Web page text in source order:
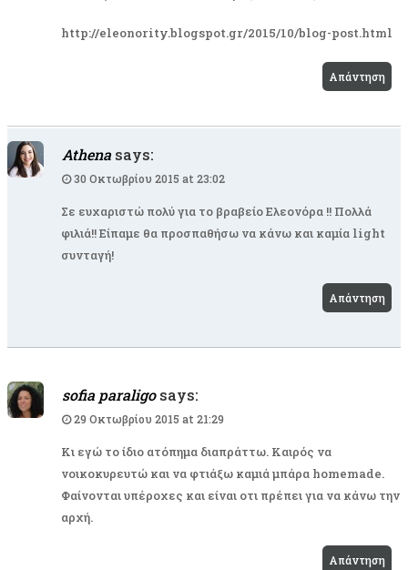
http://eleonority.blogspot.gr/2015/10/blog-post.html
Απάντηση
Athena says:
30 Οκτωβρίου 2015 at 23:02
Σε ευχαριστώ πολύ για το βραβείο Ελεονόρα !! Πολλά
φιλιά!! Είπαμε θα προσπαθήσω να κάνω και καμία light
συνταγή!
Απάντηση
sofia paraligo says:
29 Οκτωβρίου 2015 at 21:29
Κι εγώ το ίδιο ατόπημα διαπράττω. Καιρός να
νοικοκυρευτώ και να φτιάξω καμιά μπάρα homemade.
Φαίνονται υπέροχες και είναι οτι πρέπει για να κάνω την
αρχή.
Απάντηση